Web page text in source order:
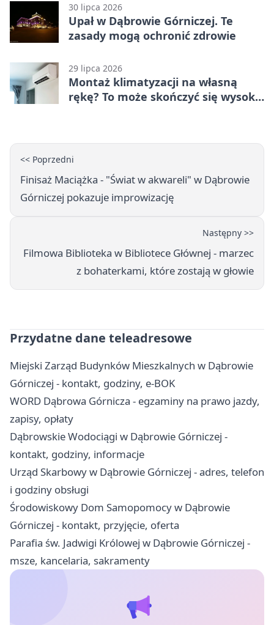
30 lipca 2026
Upał w Dąbrowie Górniczej. Te
zasady mogą ochronić zdrowie
29 lipca 2026
Montaż klimatyzacji na własną
rękę? To może skończyć się wysoką
<< Poprzedni
Finisaż Maciążka - "Świat w akwareli" w Dąbrowie
Górniczej pokazuje improwizację
Następny >>
Filmowa Biblioteka w Bibliotece Głównej - marzec
z bohaterkami, które zostają w głowie
Przydatne dane teleadresowe
Miejski Zarząd Budynków Mieszkalnych w Dąbrowie
Górniczej - kontakt, godziny, e-BOK
WORD Dąbrowa Górnicza - egzaminy na prawo jazdy,
zapisy, opłaty
Dąbrowskie Wodociągi w Dąbrowie Górniczej -
kontakt, godziny, informacje
Urząd Skarbowy w Dąbrowie Górniczej - adres, telefon
i godziny obsługi
Środowiskowy Dom Samopomocy w Dąbrowie
Górniczej - kontakt, przyjęcie, oferta
Parafia św. Jadwigi Królowej w Dąbrowie Górniczej -
msze, kancelaria, sakramenty